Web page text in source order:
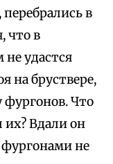
в
что в
удастся
на бруствере,
фургонов. Что
их? Вдали он
фургонами не